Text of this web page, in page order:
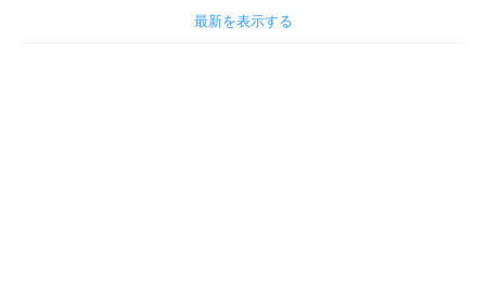
最新を表示する